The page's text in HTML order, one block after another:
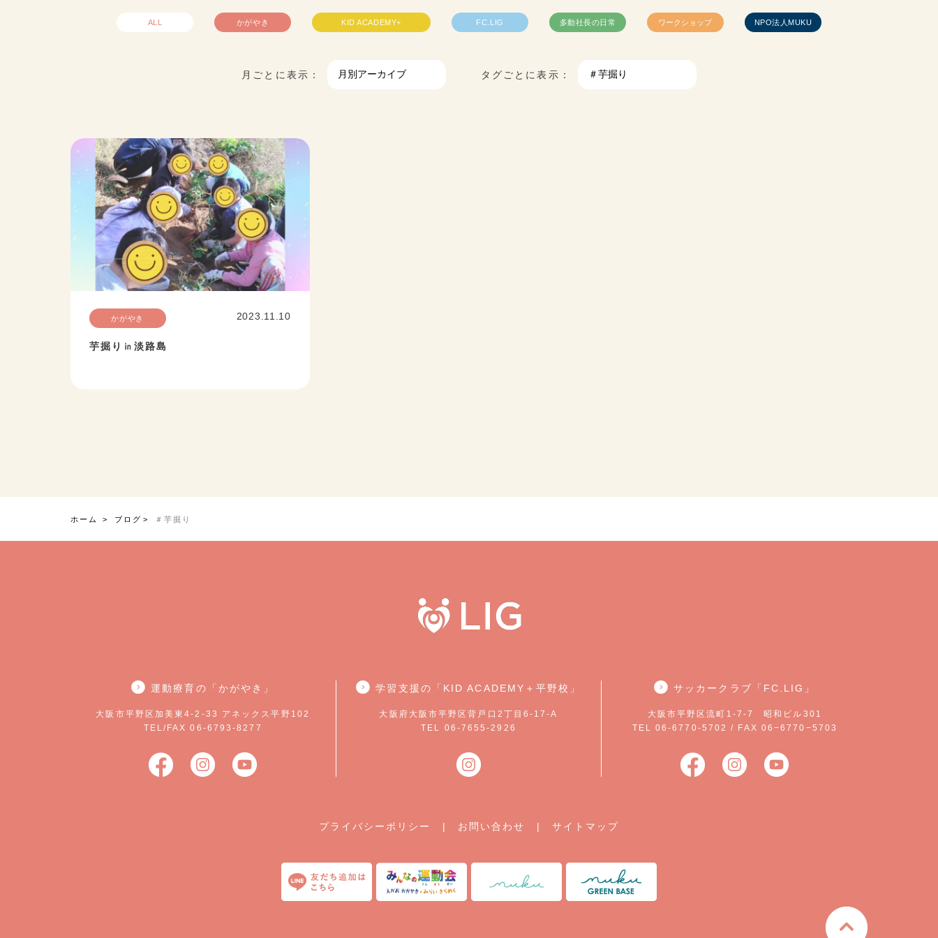
ALL かがやき KID ACADEMY+ FC.LIG 多動社長の日常 ワークショップ NPO法人MUKU
月ごとに表示： タグごとに表示：
かがやき 2023.11.10
芋掘り㏌淡路島
ホーム ブログ ＃芋掘り
運動療育の「かがやき」
大阪市平野区加美東4-2-33 アネックス平野102
TEL/FAX 06-6793-8277
学習支援の「KID ACADEMY＋平野校」
大阪府大阪市平野区背戸口2丁目6-17-A
TEL 06-7655-2926
サッカークラブ「FC.LIG」
大阪市平野区流町1-7-7 昭和ビル301
TEL 06-6770-5702 / FAX 06−6770−5703
プライバシーポリシー | お問い合わせ | サイトマップ